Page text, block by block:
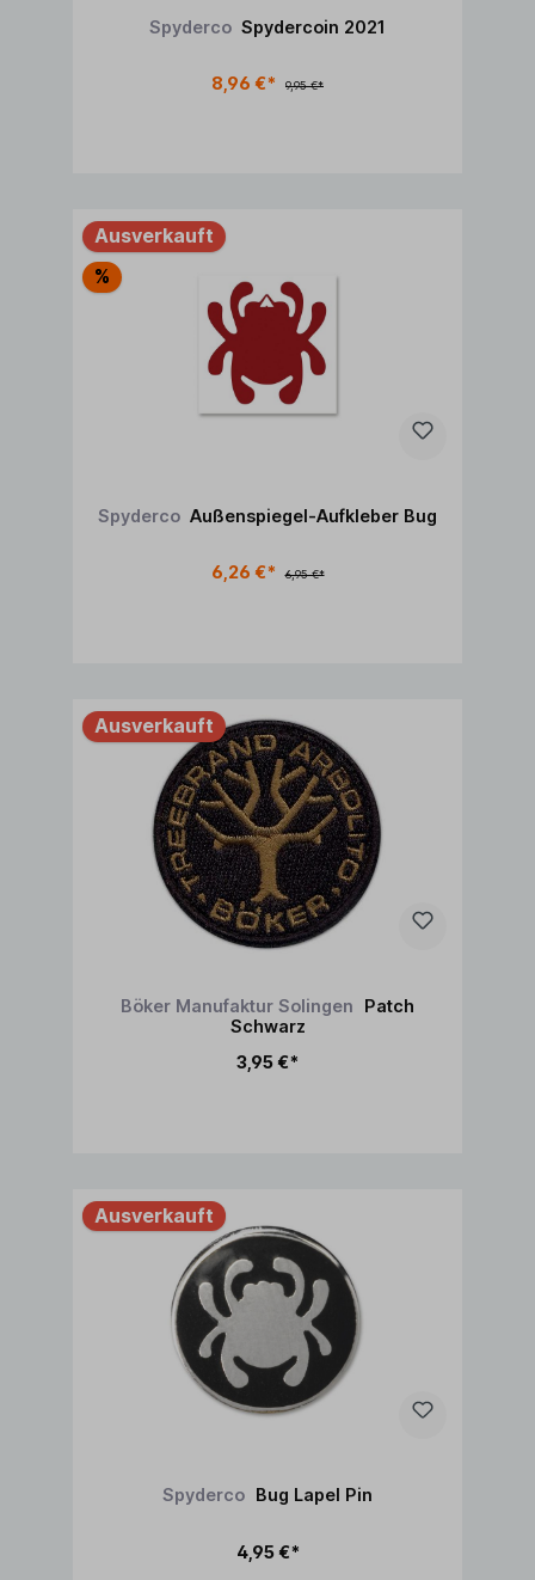
Spyderco Spydercoin 2021
8,96 €* 9,95 €*
Ausverkauft
%
Spyderco Außenspiegel-Aufkleber Bug
6,26 €* 6,95 €*
Ausverkauft
Böker Manufaktur Solingen
Patch
Schwarz
3,95 €*
Ausverkauft
Spyderco Bug Lapel Pin
4,95 €*